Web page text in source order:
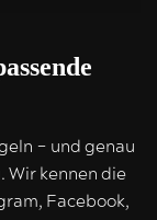
– und genau
Wir kennen die
Facebook,